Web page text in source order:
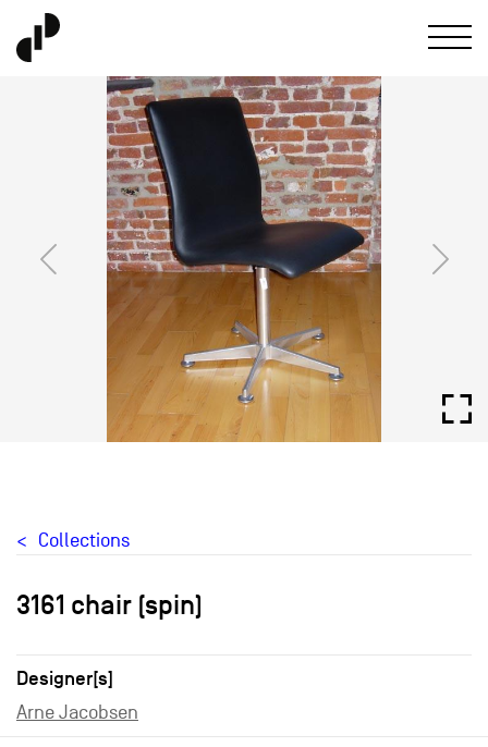
Collections
3161 chair (spin)
Designer[s]
Arne Jacobsen